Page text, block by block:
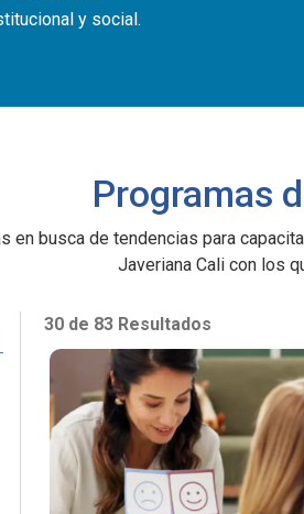
y social.
Programas
en busca de tendencias para
Javeriana Cali con los
30 de 83 Resultados